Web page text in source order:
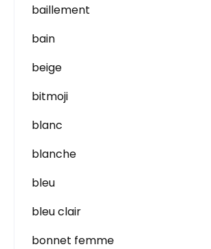
baillement
bain
beige
bitmoji
blanc
blanche
bleu
bleu clair
bonnet femme